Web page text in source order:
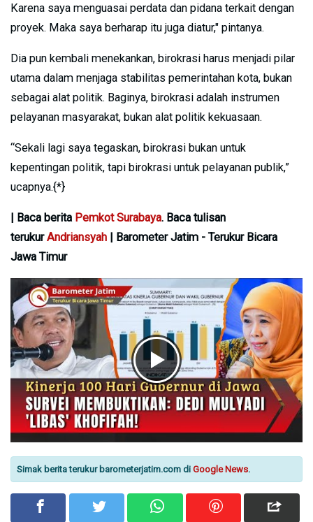
Karena saya menguasai perdata dan pidana terkait dengan
proyek. Maka saya berharap itu juga diatur," pintanya.
Dia pun kembali menekankan, birokrasi harus menjadi pilar
utama dalam menjaga stabilitas pemerintahan kota, bukan
sebagai alat politik. Baginya, birokrasi adalah instrumen
pelayanan masyarakat, bukan alat politik kekuasaan.
“Sekali lagi saya tegaskan, birokrasi bukan untuk
kepentingan politik, tapi birokrasi untuk pelayanan publik,”
ucapnya.{*}
| Baca berita Pemkot Surabaya. Baca tulisan
terukurAndriansyah | Barometer Jatim - Terukur Bicara
Jawa Timur
Simak berita terukur barometerjatim.com di Google News.